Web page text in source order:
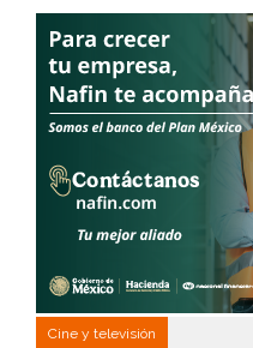
Cine y televisión